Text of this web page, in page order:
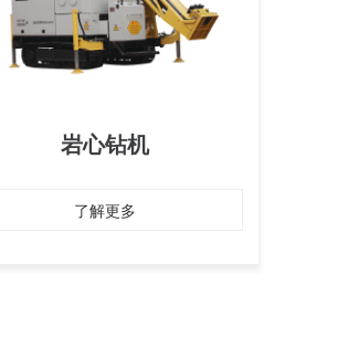
岩心钻机
了解更多